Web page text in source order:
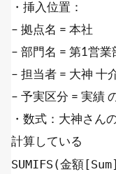
・挿入位置：
– 拠点名 = 本社
– 部門名 = 第1営業
– 担当者 = 大神 十
– 予実区分 = 実績
・数式：大神さん
計算している
SUMIFS (金額[Sum